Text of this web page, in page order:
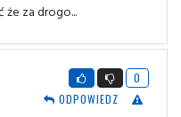
że za drogo...
0
ODPOWIEDZ